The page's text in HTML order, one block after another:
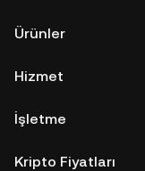
Ürünler
Hizmet
İşletme
Kripto Fiyatları